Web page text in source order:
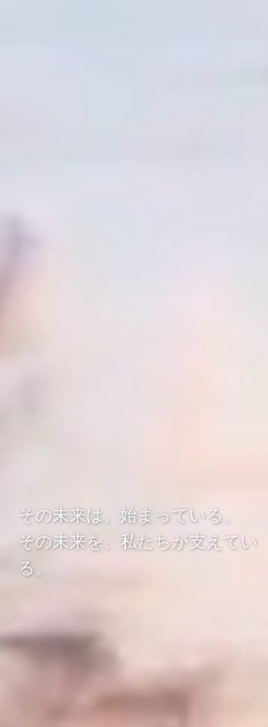
その未来は、始まっている。
その未来を、私たちが支えてい
る。